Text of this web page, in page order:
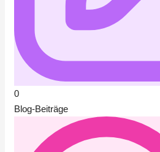
0
Blog-Beiträge